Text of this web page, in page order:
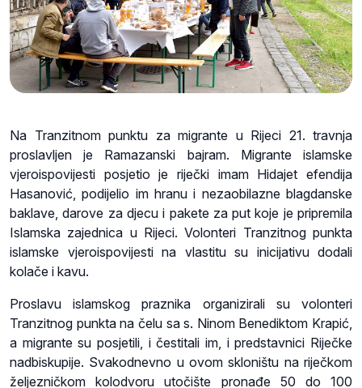
Na Tranzitnom punktu za migrante u Rijeci 21. travnja
proslavljen je Ramazanski bajram. Migrante islamske
vjeroispovijesti posjetio je riječki imam Hidajet efendija
Hasanović, podijelio im hranu i nezaobilazne blagdanske
baklave, darove za djecu i pakete za put koje je pripremila
Islamska zajednica u Rijeci. Volonteri Tranzitnog punkta
islamske vjeroispovijesti na vlastitu su inicijativu dodali
kolače i kavu.
Proslavu islamskog praznika organizirali su volonteri
Tranzitnog punkta na čelu sa s. Ninom Benediktom Krapić,
a migrante su posjetili, i čestitali im, i predstavnici Riječke
nadbiskupije. Svakodnevno u ovom skloništu na riječkom
željezničkom kolodvoru utočište pronađe 50 do 100